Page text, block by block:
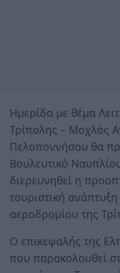
Ημερίδα με θέμα
Τρίπολης – Μοχλός
Πελοποννήσου θα
Βουλευτικό
διερευνηθεί η
τουριστική
αεροδρομίου της
Ο επικεφαλής της
που παρακολουθεί